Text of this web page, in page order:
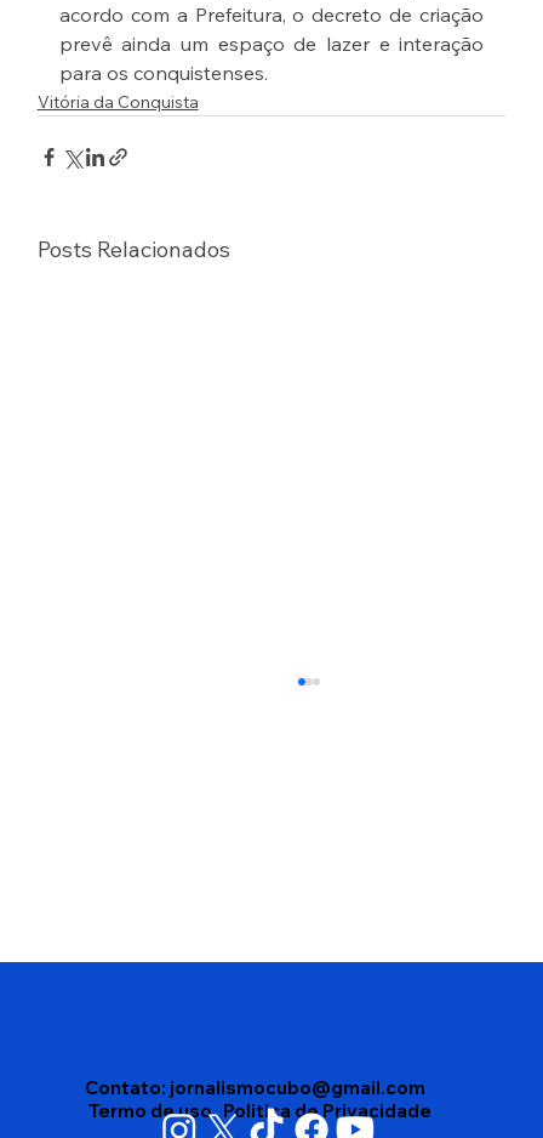
acordo com a Prefeitura, o decreto de criação
prevê ainda um espaço de lazer e interação
para os conquistenses.
Vitória da Conquista
Posts Relacionados
Vigilância Sanitária apreende mais de
Contato: jornalismocubo@gmail.com
Termo de uso Politica de Privacidade